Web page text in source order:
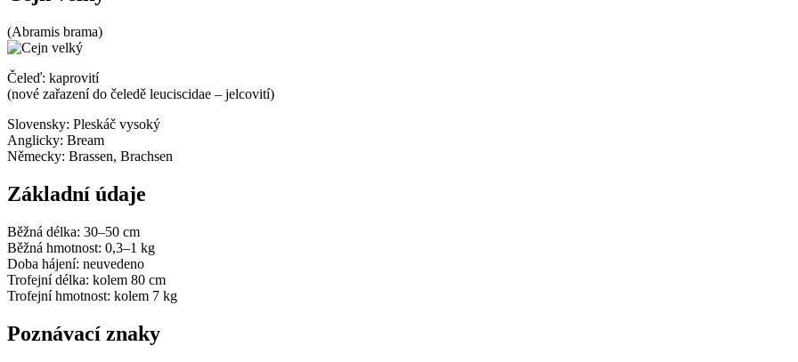
(Abramis brama)
Čeleď: kaprovití
(nové zařazení do čeledě leuciscidae – jelcovití)
Slovensky: Pleskáč vysoký
Anglicky: Bream
Německy: Brassen, Brachsen
Základní údaje
Běžná délka: 30–50 cm
Běžná hmotnost: 0,3–1 kg
Doba hájení: neuvedeno
Trofejní délka: kolem 80 cm
Trofejní hmotnost: kolem 7 kg
Poznávací znaky